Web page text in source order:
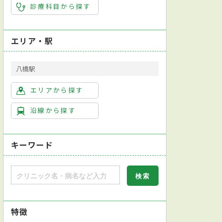
診療科目から探す
エリア・駅
八橋駅
エリアから探す
沿線から探す
キーワード
特徴